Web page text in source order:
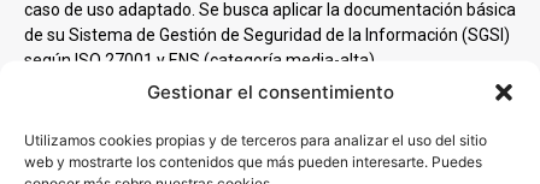
Gestionar el consentimiento
Utilizamos cookies propias y de terceros para analizar el uso del sitio
web y mostrarte los contenidos que más pueden interesarte. Puedes
caso de uso adaptado. Se busca aplicar la documentación básica
de su Sistema de Gestión de Seguridad de la Información (SGSI)
según ISO 27001 y ENS (categoría media-alta).